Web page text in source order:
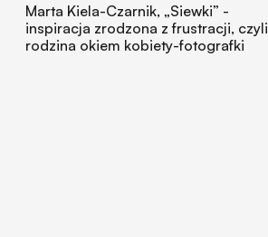
Marta Kiela-Czarnik, „Siewki” -
inspiracja zrodzona z frustracji, czyli
rodzina okiem kobiety-fotografki